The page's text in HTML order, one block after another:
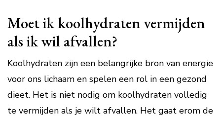
Moet ik koolhydraten vermijden
als ik wil afvallen?
Koolhydraten zijn een belangrijke bron van energie
voor ons lichaam en spelen een rol in een gezond
dieet. Het is niet nodig om koolhydraten volledig
te vermijden als je wilt afvallen. Het gaat erom de